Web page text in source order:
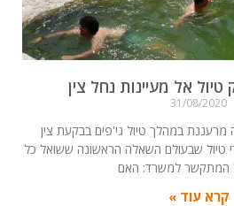
טיול אל מעיינות נחל צין
31/08/2020
במהלך טיול גי'פים בבקעת צין
טיול שבעולם השאלה הראשונה ששואל כל
המתקשר למשרד: האם
קרא עוד »